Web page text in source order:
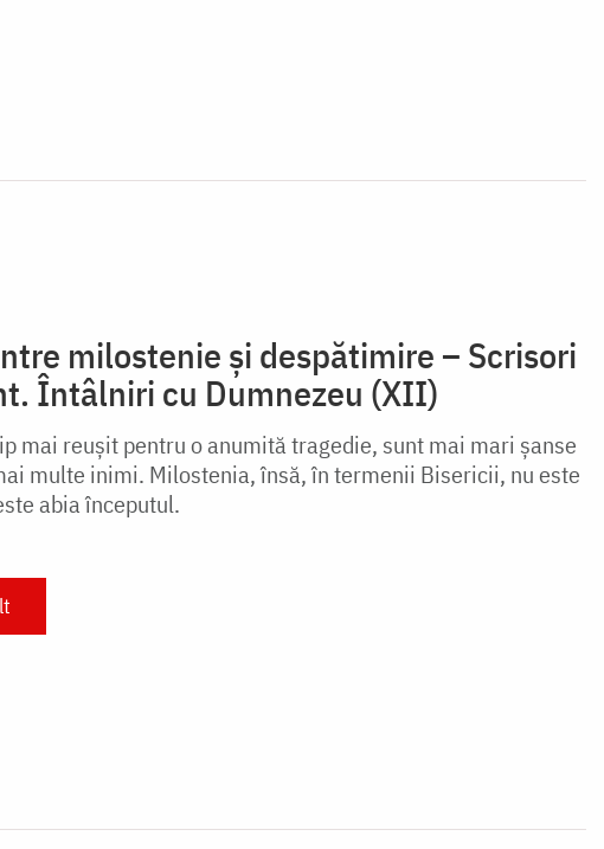
milostenie și despătimire – Scrisori
Întâlniri cu Dumnezeu (XII)
mai reușit pentru o anumită tragedie, sunt mai mari șanse
multe inimi. Milostenia, însă, în termenii Bisericii, nu este
abia începutul.